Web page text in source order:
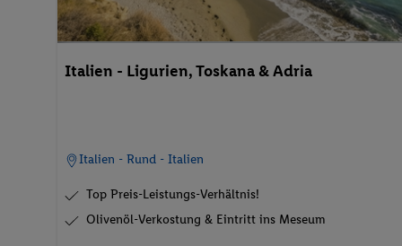
Italien - Ligurien, Toskana & Adria
Italien - Rund - Italien
Top Preis-Leistungs-Verhältnis!
Olivenöl-Verkostung & Eintritt ins Meseum